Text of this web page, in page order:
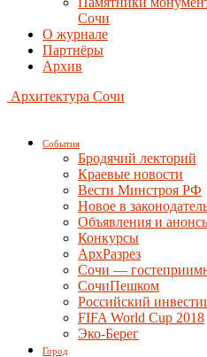
Сочи
О журнале
Партнёры
Архив
Архитектура Сочи
События
Бродячий лекторий
Краевые новости
Вести Минстроя РФ
Новое в
Объявления и
Конкурсы
АрхРазрез
Сочи —
СочиПешком
Российский
FIFA World Cup 2018
Эко-Берег
Город